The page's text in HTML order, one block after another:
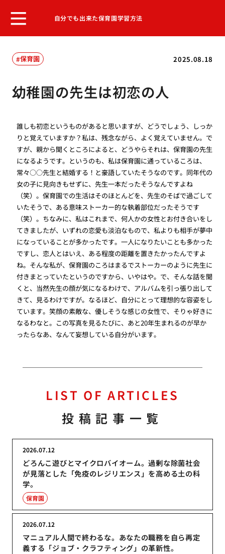
自分でも出来た保育園学習方法
2025.08.18
保育園
幼稚園の先生は初恋の人
誰しも初恋というものがあると思いますが、どうでしょう、しっか
りと覚えていますか？私は、残念ながら、よく覚えていません。で
すが、親から聞くところによると、どうやらそれは、保育園の先生
になるようです。というのも、私は保育園に通っているころは、
常々○○先生と結婚する！と豪語していたそうなのです。同年代の
女の子に見向きもせずに、先生一本だったそうなんですよね
（笑）。保育園での生活はそのほとんどを、先生のそばで過ごして
いたそうで、ある意味ストーカー的な執着部位だったそうです
（笑）。ちなみに、私はこれまで、何人かの女性とお付き合いをし
てきましたが、いずれの恋愛も淡泊なもので、私よりも相手が夢中
になっていることが多かったです。一人になりたいことも多かった
ですし、恋人とはいえ、ある程度の距離を置きたかったんですよ
ね。そんな私が、保育園のころはまるでストーカーのように先生に
付きまとっていたというのですから、いやはや。で、そんな話を聞
くと、当然先生の顔が気になるわけで、アルバムを引っ張り出して
きて、見るわけですが。なるほど、自分にとって理想的な容姿をし
ています。笑顔の素敵な、優しそうな感じの女性で、そりゃ好きに
なるわなと。この写真を見るたびに、あと20年生まれるのが早か
ったらなあ、なんて妄想している自分がいます。
LIST OF ARTICLES
投稿記事一覧
どろんこ遊びとマイクロバイオーム。過剰な除菌社会
が見落とした「免疫のレジリエンス」を高める土の科
学。
2026.07.12
保育園
マニュアル人間で終わるな。あなたの職務を自ら再定
義する「ジョブ・クラフティング」の革新性。
2026.07.12